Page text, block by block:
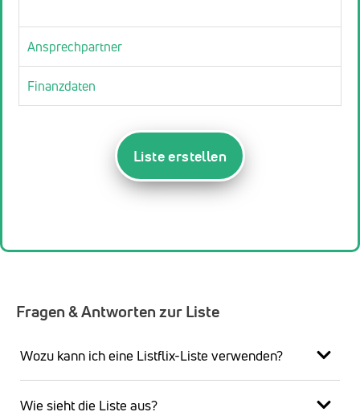
Ansprechpartner
Finanzdaten
Liste erstellen
Fragen & Antworten zur Liste
Wozu kann ich eine Listflix-Liste verwenden?
Wie sieht die Liste aus?